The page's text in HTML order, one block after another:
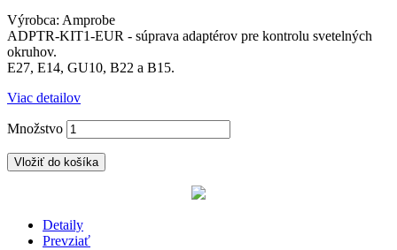
Výrobca: Amprobe
ADPTR-KIT1-EUR - súprava adaptérov pre kontrolu svetelných
okruhov.
E27, E14, GU10, B22 a B15.
Viac detailov
Množstvo
Vložiť do košíka
Detaily
Prevziať